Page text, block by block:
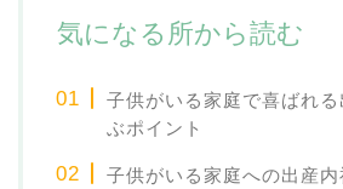
気になる所から読む
子供がいる家庭で喜ばれ
ぶポイント
子供がいる家庭への出産